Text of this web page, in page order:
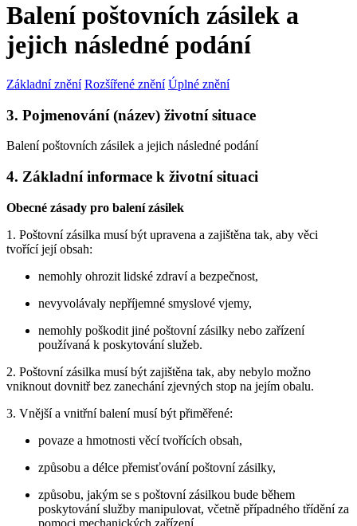
Balení poštovních zásilek a
jejich následné podání
Základní znění Rozšířené znění Úplné znění
3. Pojmenování (název) životní situace
Balení poštovních zásilek a jejich následné podání
4. Základní informace k životní situaci
Obecné zásady pro balení zásilek
1. Poštovní zásilka musí být upravena a zajištěna tak, aby věci
tvořící její obsah:
nemohly ohrozit lidské zdraví a bezpečnost,
nevyvolávaly nepříjemné smyslové vjemy,
nemohly poškodit jiné poštovní zásilky nebo zařízení
používaná k poskytování služeb.
2. Poštovní zásilka musí být zajištěna tak, aby nebylo možno
vniknout dovnitř bez zanechání zjevných stop na jejím obalu.
3. Vnější a vnitřní balení musí být přiměřené:
povaze a hmotnosti věcí tvořících obsah,
způsobu a délce přemisťování poštovní zásilky,
způsobu, jakým se s poštovní zásilkou bude během
poskytování služby manipulovat, včetně případného třídění za
pomoci mechanických zařízení.